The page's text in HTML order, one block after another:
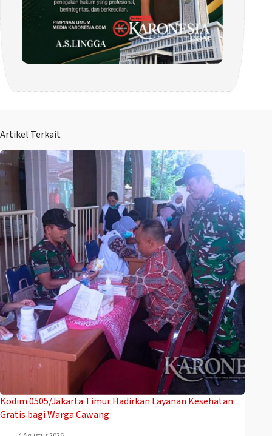
Artikel Terkait
Kodim 0505/Jakarta Timur Hadirkan Layanan Kesehatan
Gratis bagi Warga Cawang